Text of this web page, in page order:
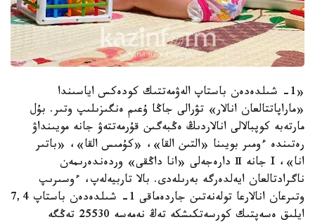
«1- شىلدەدەن باستاپ الەۋمەتتىك كودەكس اياسىندا
«ماراپاتتالعان انالار» تۋرالى جاڭا ۇعىم ەنگىزىلىپ وتىر. بۇل
مارتەبە كوپبالالى انالاردىڭ ەڭبەگىن قۇرمەتتەۋ جانە مويىنداۋ
رەتىندە ءومىر بويىنا «التىن القا»، «كۇمىس القا»، «باتىر
انا»، I جانە Ⅱ دارەجەلى «انا داڭقى» وردەندەرىمەن
ناگرادتالعان ايەلدەرگە بەرىلەدى. بالا تاربيەلەپ، ءوسىرىپ
وتىرعان انالارعا تولەنەتىن جاردەماقى 1- شىلدەدەن باستاپ 7,4
ايلىق ەسەپتىك كورسەتكىشكە تەڭ نەمەسە 25530 تەڭگە